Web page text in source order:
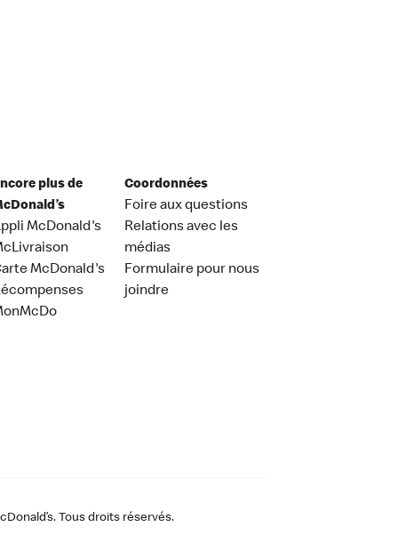
plus de
McDonald's
McDonald's
Coordonnées
Foire aux questions
Relations avec les
médias
Formulaire pour nous
joindre
Tous droits réservés.